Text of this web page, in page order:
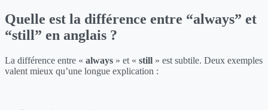
Quelle est la différence entre “always” et
“still” en anglais ?
La différence entre « always » et « still » est subtile. Deux exemples
valent mieux qu’une longue explication :